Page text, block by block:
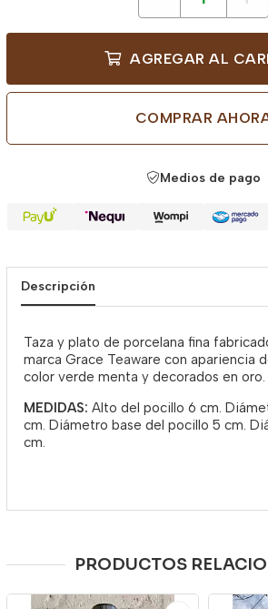
AGREGAR AL
COMPRAR
Medios de pago
Descripción
Taza y plato de porcelana fina
marca Grace Teaware con apariencia
color verde menta y decorados en oro.
MEDIDAS: Alto del pocillo 6 cm.
cm. Diámetro base del pocillo 5 cm.
cm.
PRODUCTOS